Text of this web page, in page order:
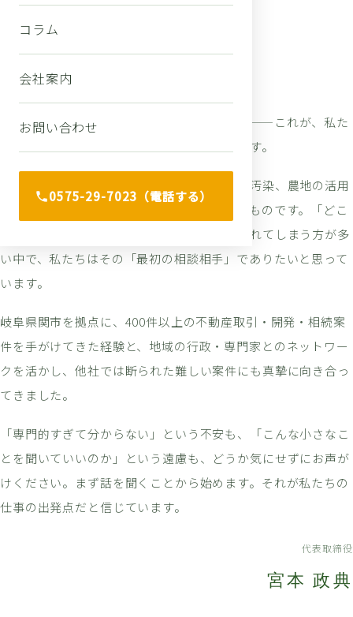
コラム
会社案内
お問い合わせ
0575-29-7023（電話する）
「人の暮らしを陰で支える会社でありたい」——これが、私た
ちが創業以来変わらず大切にしてきた言葉です。
不動産に関わる問題は、相続、空き家、土壌汚染、農地の活用
など、どれも人生の大きな転機に突然訪れるものです。「どこ
に相談すればいいか分からない」と途方に暮れてしまう方が多
い中で、私たちはその「最初の相談相手」でありたいと思って
います。
岐阜県関市を拠点に、400件以上の不動産取引・開発・相続案
件を手がけてきた経験と、地域の行政・専門家とのネットワー
クを活かし、他社では断られた難しい案件にも真摯に向き合っ
てきました。
「専門的すぎて分からない」という不安も、「こんな小さなこ
とを聞いていいのか」という遠慮も、どうか気にせずにお声が
けください。まず話を聞くことから始めます。それが私たちの
仕事の出発点だと信じています。
代表取締役
宮本 政典